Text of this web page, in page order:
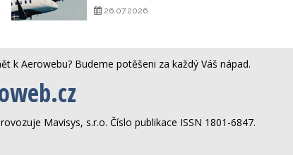
26.07.2026
k Aerowebu? Budeme potěšeni za každý Váš nápad.
Mavisys, s.r.o. Číslo publikace ISSN 1801-6847.